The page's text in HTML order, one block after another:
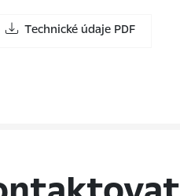
Technické údaje PDF